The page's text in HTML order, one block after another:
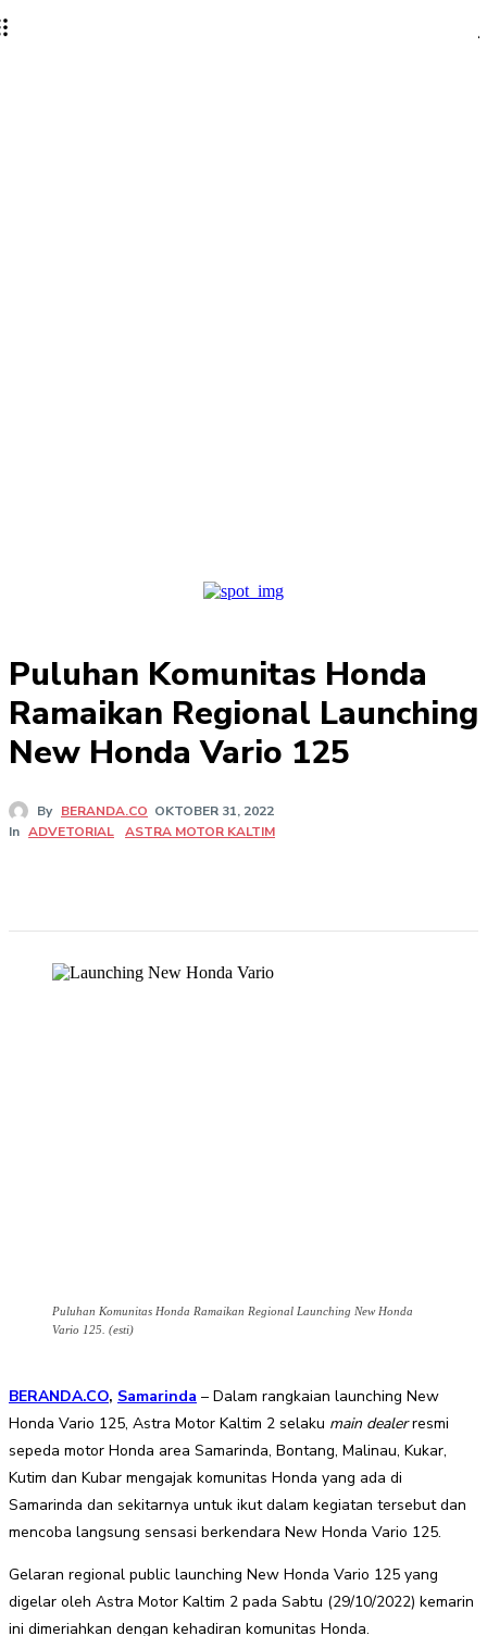
Puluhan Komunitas Honda
Ramaikan Regional Launching
New Honda Vario 125
By BERANDA.CO OKTOBER 31, 2022
In ADVETORIAL ASTRA MOTOR KALTIM
Puluhan Komunitas Honda Ramaikan Regional Launching New Honda
Vario 125. (esti)
BERANDA.CO, Samarinda – Dalam rangkaian launching New
Honda Vario 125, Astra Motor Kaltim 2 selaku main dealerresmi
sepeda motor Honda area Samarinda, Bontang, Malinau, Kukar,
Kutim dan Kubar mengajak komunitas Honda yang ada di
Samarinda dan sekitarnya untuk ikut dalam kegiatan tersebut dan
mencoba langsung sensasi berkendara New Honda Vario 125.
Gelaran regional public launching New Honda Vario 125 yang
digelar oleh Astra Motor Kaltim 2 pada Sabtu (29/10/2022) kemarin
ini dimeriahkan dengan kehadiran komunitas Honda.